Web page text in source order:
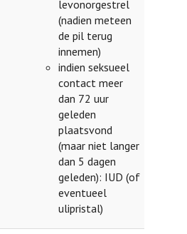
levonorgestrel
(nadien meteen
de pil terug
innemen)
indien seksueel
contact meer
dan 72 uur
geleden
plaatsvond
(maar niet langer
dan 5 dagen
geleden): IUD (of
eventueel
ulipristal)